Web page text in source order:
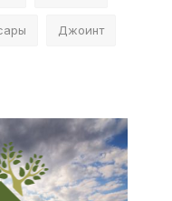
Джоинт